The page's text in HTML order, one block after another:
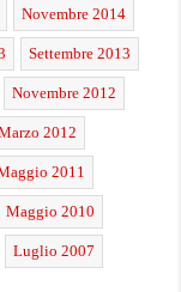
Novembre 2014
Settembre 2013
Novembre 2012
2012
2011
Maggio 2010
Luglio 2007